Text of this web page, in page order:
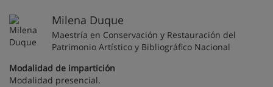
Milena Duque
Maestría en Conservación y Restauración del
Patrimonio Artístico y Bibliográfico Nacional
Modalidad de impartición
Modalidad presencial.